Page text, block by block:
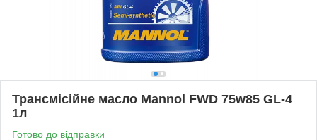
Трансмісійне масло Mannol FWD 75w85 GL-4
1л
Готово до відправки